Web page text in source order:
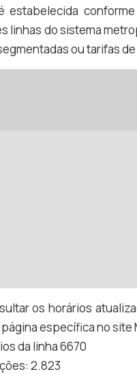
estabelecida
linhas do sistema
ou tarifas
os horários
específica no
da linha 6670
2.823